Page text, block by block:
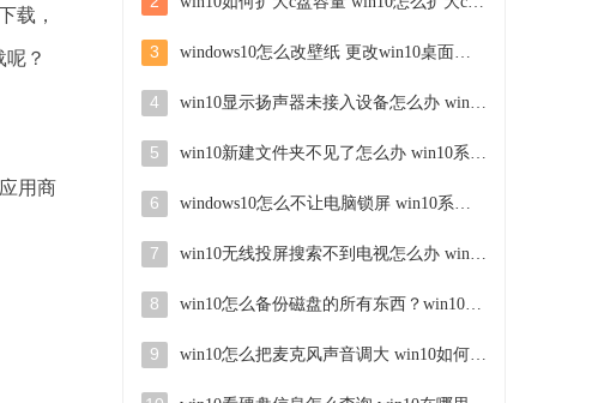
载，
？
用商
3 windows10怎么改壁纸 更改win10桌面背景的步骤
4 win10显示扬声器未接入设备怎么办 win10电脑显示扬声器未接入处理方法
5 win10新建文件夹不见了怎么办 win10系统新建文件夹没有处理方法
6 windows10怎么不让电脑锁屏 win10系统如何彻底关掉自动锁屏
7 win10无线投屏搜索不到电视怎么办 win10无线投屏搜索不到电视如何处理
8 win10怎么备份磁盘的所有东西？win10如何备份磁盘文件数据
9 win10怎么把麦克风声音调大 win10如何把麦克风音量调大